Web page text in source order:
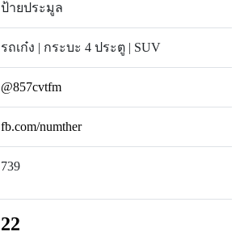
ป้ายประมูล
รถเก๋ง | กระบะ 4 ประตู | SUV
@857cvtfm
fb.com/numther
739
22